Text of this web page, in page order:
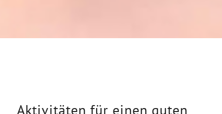
Aktivitäten für einen guten